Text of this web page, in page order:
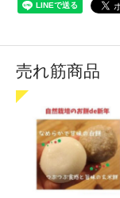
売れ筋商品